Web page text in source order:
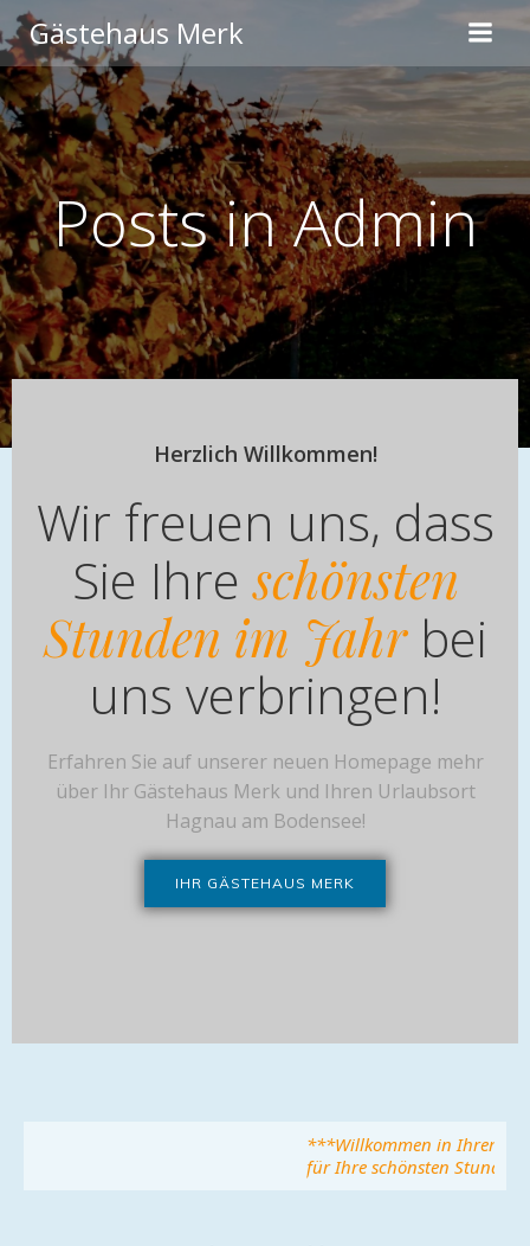
springen
Gästehaus Merk
Posts inAdmin
Herzlich Willkommen!
Wir freuen uns, dass
Sie Ihreschönsten
Stunden im Jahrbei
uns verbringen!
Erfahren Sie auf unserer neuen Homepage mehr
über Ihr Gästehaus Merk und Ihren Urlaubsort
Hagnau am Bodensee!
IHR GÄSTEHAUS MERK
***Willkommen in Ihrem
für Ihre schönsten Stunden